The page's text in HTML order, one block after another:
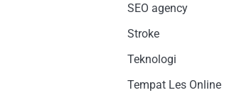
SEO agency
Stroke
Teknologi
Tempat Les Online